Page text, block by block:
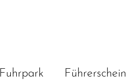
Fuhrpark Führerschein